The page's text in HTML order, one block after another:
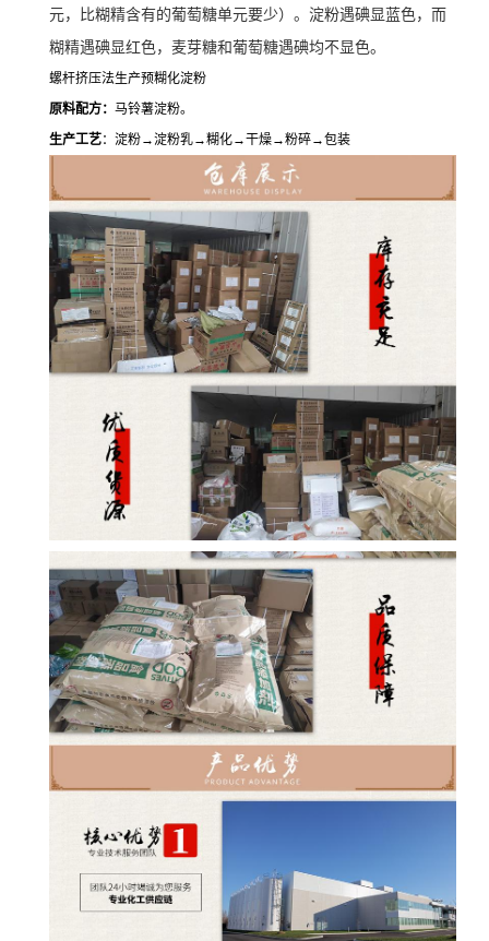
元，比糊精含有的葡萄糖单元要少）。淀粉遇碘显蓝色，而
糊精遇碘显红色，麦芽糖和葡萄糖遇碘均不显色。
螺杆挤压法生产预糊化淀粉
原料配方： 马铃薯淀粉。
生产工艺：淀粉→淀粉乳→糊化→干燥→粉碎→包装